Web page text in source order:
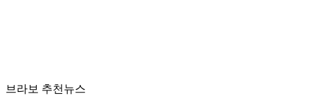
브라보 추천뉴스